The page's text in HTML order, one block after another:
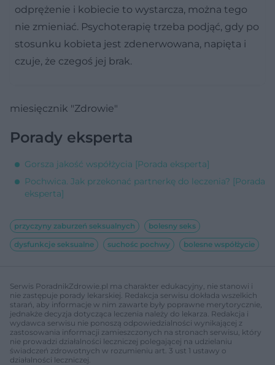
odprężenie i kobiecie to wystarcza, można tego
nie zmieniać. Psychoterapię trzeba podjąć, gdy po
stosunku kobieta jest zdenerwowana, napięta i
czuje, że czegoś jej brak.
miesięcznik "Zdrowie"
Porady eksperta
Gorsza jakość współżycia [Porada eksperta]
Pochwica. Jak przekonać partnerkę do leczenia? [Porada
eksperta]
przyczyny zaburzeń seksualnych
bolesny seks
dysfunkcje seksualne
suchośc pochwy bolesne współżycie
Serwis PoradnikZdrowie.pl ma charakter edukacyjny, nie stanowi i
nie zastępuje porady lekarskiej. Redakcja serwisu dokłada wszelkich
starań, aby informacje w nim zawarte były poprawne merytorycznie,
jednakże decyzja dotycząca leczenia należy do lekarza. Redakcja i
wydawca serwisu nie ponoszą odpowiedzialności wynikającej z
zastosowania informacji zamieszczonych na stronach serwisu, który
nie prowadzi działalności leczniczej polegającej na udzielaniu
świadczeń zdrowotnych w rozumieniu art. 3 ust 1 ustawy o
działalności leczniczej.